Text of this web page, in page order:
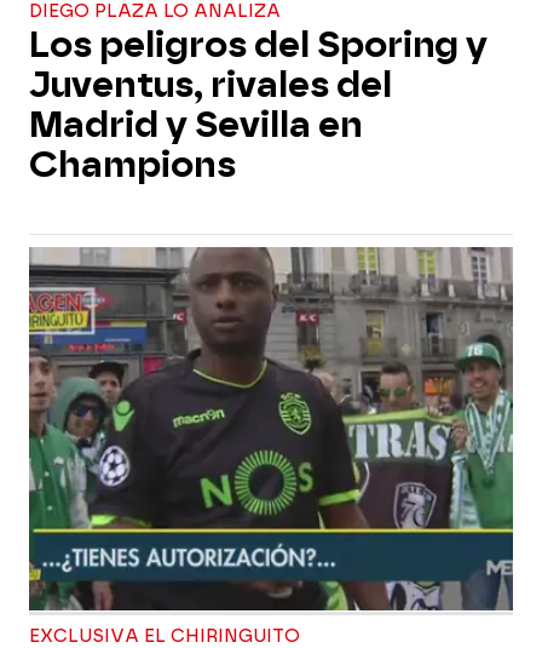
DIEGO PLAZA LO ANALIZA
Los peligros del Sporing y
Juventus, rivales del
Madrid y Sevilla en
Champions
EXCLUSIVA EL CHIRINGUITO